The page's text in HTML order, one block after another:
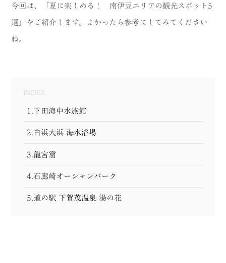
体験 宿
ABOUT
EVENT
COLUMN
今回は、「夏に楽しめる！ 南伊豆エリアの観光スポット5
選」をご紹介します。よかったら参考にしてみてください
ね。
INDEX
1.下田海中水族館
2.白浜大浜 海水浴場
3.龍宮窟
4.石廊崎オーシャンパーク
5.道の駅 下賀茂温泉 湯の花